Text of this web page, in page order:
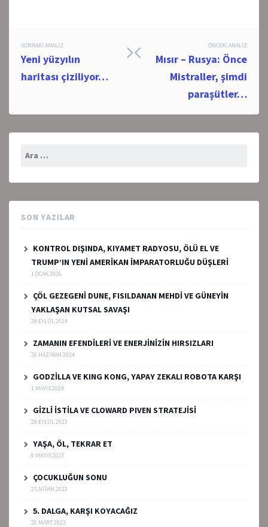
Post
navigation
ÖNCEKI ANALIZ
Mısır – Rusya: Önce
Mistraller, şimdi
paraşütler…
SONRAKI ANALIZ
Yeni yüzyılın
haritası çiziliyor…
Arama:
SON YAZILAR
KONTROL DIŞINDA, KIYAMET RADYOSU, ÖLÜ EL VE
TRUMP’IN YENİ AMERİKAN İMPARATORLUĞU DÜŞLERİ
1 OCAK 2026
ÇÖL GEZEGENİ DUNE, FISILDANAN MEHDİ VE GÜNEYİN
YAKLAŞAN KUTSAL SAVAŞI
29 EYLÜL 2024
ZAMANIN EFENDİLERİ VE ENERJİNİZİN HIRSIZLARI
26 HAZIRAN 2024
GODZİLLA VE KING KONG, YAPAY ZEKALI ROBOTA KARŞI
1 MAYIS 2024
GİZLİ İSTİLA VE CLOWARD PIVEN STRATEJİSİ
29 EYLÜL 2023
YAŞA, ÖL, TEKRAR ET
9 MAYIS 2023
ÇOCUKLUĞUN SONU
25 NISAN 2023
5. DALGA, KARŞI KOYACAĞIZ
26 MART 2023